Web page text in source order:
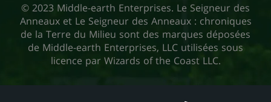
© 2023 Middle-earth Enterprises. Le Seigneur des
Anneaux et Le Seigneur des Anneaux : chroniques
de la Terre du Milieu sont des marques déposées
de Middle-earth Enterprises, LLC utilisées sous
licence par Wizards of the Coast LLC.